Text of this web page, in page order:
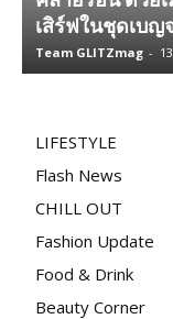
เสิร์ฟในชุดเบญ
Team GLITZmag -
LIFESTYLE
Flash News
CHILL OUT
Fashion Update
Food & Drink
Beauty Corner